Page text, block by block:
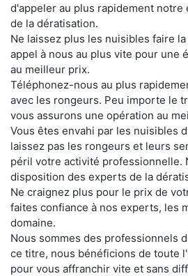
d'appeler au plus rapidement
de la dératisation.
Ne laissez plus les nuisibles faire
appel à nous au plus vite pour une
au meilleur prix.
Téléphonez-nous au plus
avec les rongeurs. Peu importe le
vous assurons une opération au
Vous êtes envahi par les nuisibles
laissez pas les rongeurs et leurs
péril votre activité professionnelle.
disposition des experts de la
Ne craignez plus pour le prix de
faites confiance à nos experts, les
domaine.
Nous sommes des professionnels
ce titre, nous bénéficions de toute
pour vous affranchir vite et sans